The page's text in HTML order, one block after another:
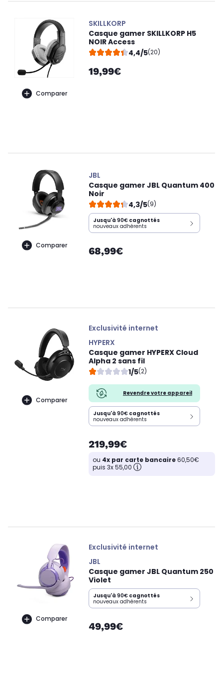
Comparer
SKILLKORP
Casque gamer SKILLKORP H5
NOIR Access
4,4/5(20)
19,99€
Comparer
JBL
Casque gamer JBL Quantum 400
Noir
4,3/5(9)
Jusqu'à 90€ cagnottés
nouveaux adhérents
68,99€
Comparer
Exclusivité internet
HYPERX
Casque gamer HYPERX Cloud
Alpha 2 sans fil
1/5(2)
Revendre votre appareil
Jusqu'à 90€ cagnottés
nouveaux adhérents
219,99€
ou 4x par carte bancaire60,50€
puis 3x 55,00
Comparer
Exclusivité internet
JBL
Casque gamer JBL Quantum 250
Violet
Jusqu'à 90€ cagnottés
nouveaux adhérents
49,99€